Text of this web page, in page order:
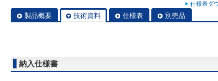
仕様表ダ
製品概要 技術資料 仕様表 別売品
納入仕様書